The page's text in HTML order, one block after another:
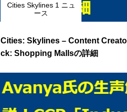
Cities Skylines 1 ニュ
ース
Cities: Skylines – Content
ck: Shopping Mallsの詳細